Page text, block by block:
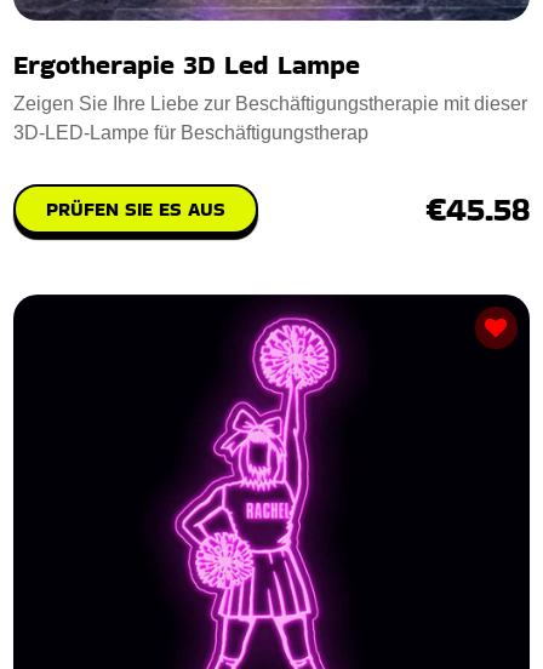
Ergotherapie 3D Led Lampe
Zeigen Sie Ihre Liebe zur Beschäftigungstherapie mit dieser
3D-LED-Lampe für Beschäftigungstherap
PRÜFEN SIE ES AUS €45.58